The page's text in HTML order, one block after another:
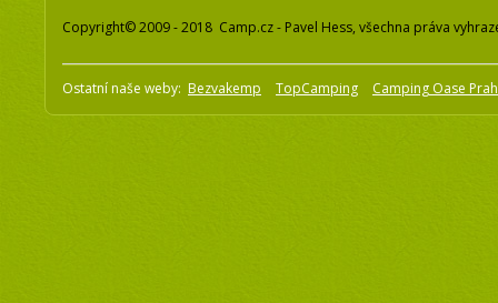
Copyright© 2009 - 2018 Camp.cz - Pavel Hess, všechna práva
Ostatní naše weby: Bezvakemp TopCamping Camping Oase